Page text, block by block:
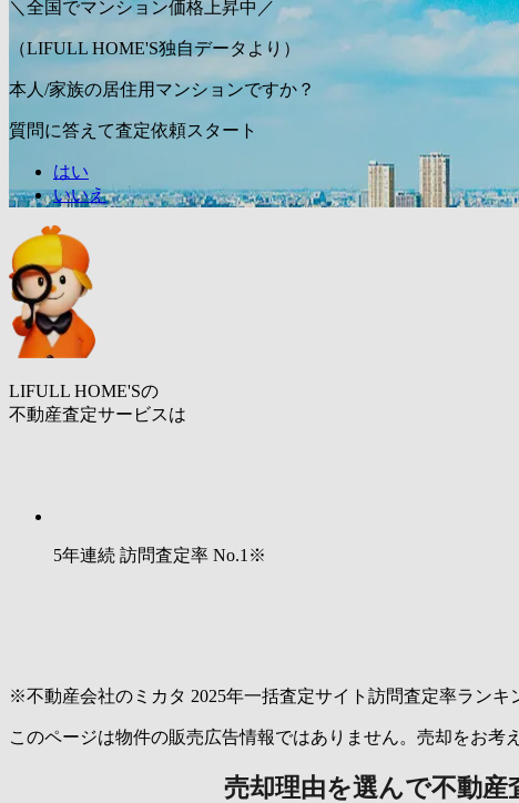
＼全国でマンション価格上昇中／
（LIFULL HOME'S独自データより）
本人/家族の居住用マンションですか？
質問に答えて査定依頼スタート
はい
いいえ
LIFULL HOME'Sの
不動産査定サービスは
5年連続 訪問査定率 No.1 ※
※不動産会社のミカタ 2025年一括査定サイト訪問査定率ランキ
このページは物件の販売広告情報ではありません。売却をお考
売却理由を選んで不動産